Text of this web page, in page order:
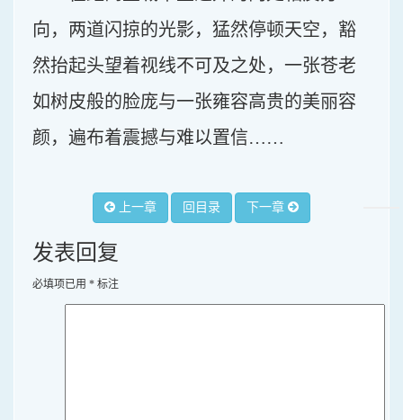
向，两道闪掠的光影，猛然停顿天空，豁
然抬起头望着视线不可及之处，一张苍老
如树皮般的脸庞与一张雍容高贵的美丽容
颜，遍布着震撼与难以置信……
上一章 回目录 下一章
发表回复
必填项已用 * 标注